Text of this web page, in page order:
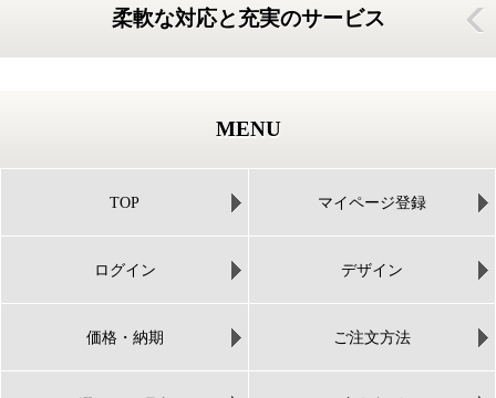
柔軟な対応と充実のサービス
MENU
TOP マイページ登録
ログイン デザイン
価格・納期 ご注文方法